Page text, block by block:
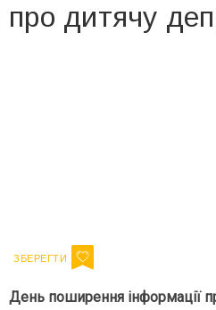
про дитячу
День поширення інформації